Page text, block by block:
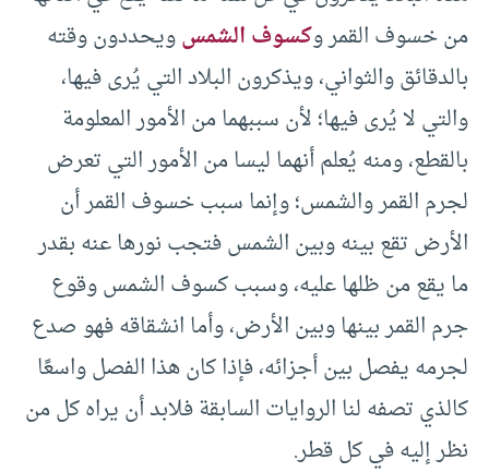
من خسوف القمر وكسوف الشمسويحددون وقته
بالدقائق والثواني، ويذكرون البلاد التي يُرى فيها،
والتي لا يُرى فيها؛ لأن سببهما من الأمور المعلومة
بالقطع، ومنه يُعلم أنهما ليسا من الأمور التي تعرض
لجرم القمر والشمس؛ وإنما سبب خسوف القمر أن
الأرض تقع بينه وبين الشمس فتجب نورها عنه بقدر
ما يقع من ظلها عليه، وسبب كسوف الشمس وقوع
جرم القمر بينها وبين الأرض، وأما انشقاقه فهو صدع
لجرمه يفصل بين أجزائه، فإذا كان هذا الفصل واسعًا
كالذي تصفه لنا الروايات السابقة فلابد أن يراه كل من
نظر إليه في كل قطر.